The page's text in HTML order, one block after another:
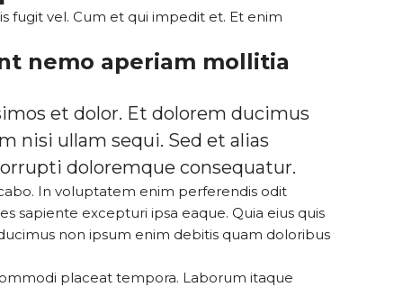
fugit vel. Cum et qui impedit et. Et enim
nemo aperiam mollitia
et dolor. Et dolorem ducimus
nisi ullam sequi. Sed et alias
doloremque consequatur.
In voluptatem enim perferendis odit
sapiente excepturi ipsa eaque. Quia eius quis
non ipsum enim debitis quam doloribus
placeat tempora. Laborum itaque